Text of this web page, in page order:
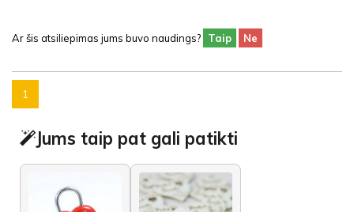
Ar šis atsiliepimas jums buvo naudings? Taip Ne
1
Jums taip pat gali patikti